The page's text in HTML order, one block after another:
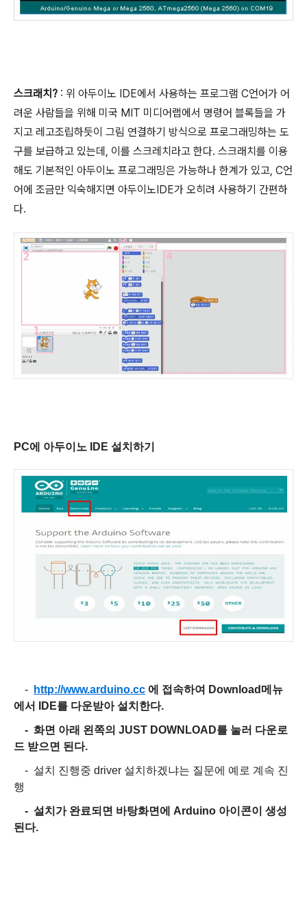
스크래치? : 위 아두이노 IDE에서 사용하는 프로그램 C언어가 어
려운 사람들을 위해 미국 MIT 미디어랩에서 명령어 블록들을 가
지고 레고조립하듯이 그림 연결하기 방식으로 프로그래밍하는 도
구를 보급하고 있는데, 이를 스크레치라고 한다. 스크래치를 이용
해도 기본적인 아두이노 프로그래밍은 가능하나 한계가 있고, C언
어에 조금만 익숙해지면 아두이노IDE가 오히려 사용하기 간편하
다.
PC에 아두이노 IDE 설치하기
- http://www.arduino.cc 에 접속하여 Download메뉴
에서 IDE를 다운받아 설치한다.
- 화면 아래 왼쪽의 JUST DOWNLOAD를 눌러 다운로
드 받으면 된다.
- 설치 진행중 driver 설치하겠냐는 질문에 예로 계속 진
행
- 설치가 완료되면 바탕화면에 Arduino 아이콘이 생성
된다.